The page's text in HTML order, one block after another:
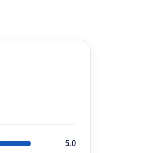
5.0